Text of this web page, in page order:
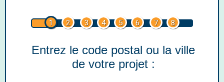
1 2 3 4 5 6 7 8
Entrez le code postal ou la ville
de votre projet :